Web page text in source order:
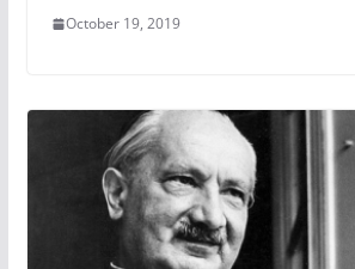
October 19, 2019